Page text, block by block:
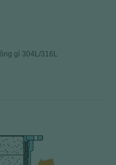
gỉ 304L/316L